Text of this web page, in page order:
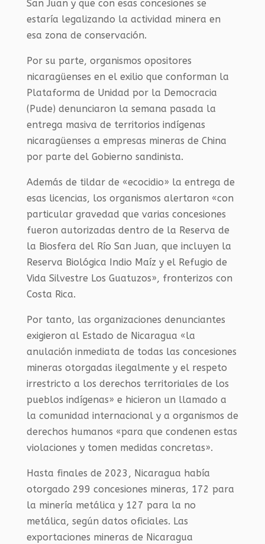
San Juan y que con esas concesiones se
estaría legalizando la actividad minera en
esa zona de conservación.
Por su parte, organismos opositores
nicaragüenses en el exilio que conforman la
Plataforma de Unidad por la Democracia
(Pude) denunciaron la semana pasada la
entrega masiva de territorios indígenas
nicaragüenses a empresas mineras de China
por parte del Gobierno sandinista.
Además de tildar de «ecocidio» la entrega de
esas licencias, los organismos alertaron «con
particular gravedad que varias concesiones
fueron autorizadas dentro de la Reserva de
la Biosfera del Río San Juan, que incluyen la
Reserva Biológica Indio Maíz y el Refugio de
Vida Silvestre Los Guatuzos», fronterizos con
Costa Rica.
Por tanto, las organizaciones denunciantes
exigieron al Estado de Nicaragua «la
anulación inmediata de todas las concesiones
mineras otorgadas ilegalmente y el respeto
irrestricto a los derechos territoriales de los
pueblos indígenas» e hicieron un llamado a
la comunidad internacional y a organismos de
derechos humanos «para que condenen estas
violaciones y tomen medidas concretas».
Hasta finales de 2023, Nicaragua había
otorgado 299 concesiones mineras, 172 para
la minería metálica y 127 para la no
metálica, según datos oficiales. Las
exportaciones mineras de Nicaragua